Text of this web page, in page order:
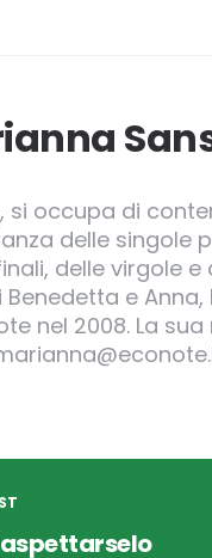
si occupa di
delle singole
delle virgole e
Benedetta e
nel 2008. La